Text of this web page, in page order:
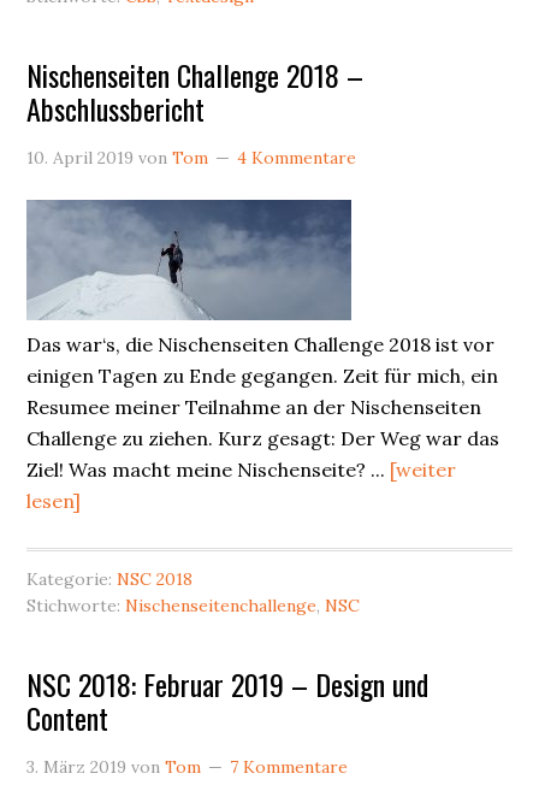
Nischenseiten Challenge 2018 –
Abschlussbericht
10. April 2019 vonTom 4 Kommentare
Das war‘s, die Nischenseiten Challenge 2018 ist vor
einigen Tagen zu Ende gegangen. Zeit für mich, ein
Resumee meiner Teilnahme an der Nischenseiten
Challenge zu ziehen. Kurz gesagt: Der Weg war das
Ziel! Was macht meine Nischenseite? ... [weiter
lesen]
Kategorie:NSC 2018
Stichworte:Nischenseitenchallenge,NSC
NSC 2018: Februar 2019 – Design und
Content
3. März 2019 vonTom 7 Kommentare